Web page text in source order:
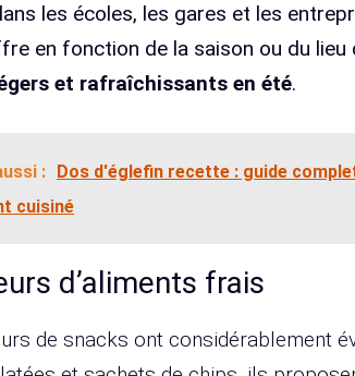
les écoles, les gares et les
en fonction de la saison ou du lieu
et rafraîchissants en été.
: Dos d'églefin recette : guide
cuisiné
d’aliments frais
de snacks ont considérablement